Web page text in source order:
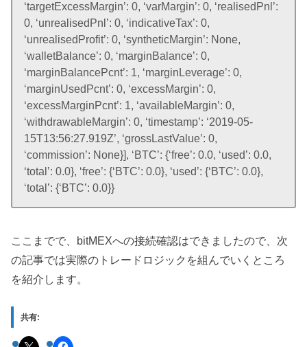
‘targetExcessMargin’: 0, ‘varMargin’: 0, ‘realisedPnl’:
0, ‘unrealisedPnl’: 0, ‘indicativeTax’: 0,
‘unrealisedProfit’: 0, ‘syntheticMargin’: None,
‘walletBalance’: 0, ‘marginBalance’: 0,
‘marginBalancePcnt’: 1, ‘marginLeverage’: 0,
‘marginUsedPcnt’: 0, ‘excessMargin’: 0,
‘excessMarginPcnt’: 1, ‘availableMargin’: 0,
‘withdrawableMargin’: 0, ‘timestamp’: ‘2019-05-
15T13:56:27.919Z’, ‘grossLastValue’: 0,
‘commission’: None}], ‘BTC’: {‘free’: 0.0, ‘used’: 0.0,
‘total’: 0.0}, ‘free’: {‘BTC’: 0.0}, ‘used’: {‘BTC’: 0.0},
‘total’: {‘BTC’: 0.0}}
ここまでで、bitMEXへの接続確認はできましたので、次
の記事では実際のトレードロジックを組んでいくところ
を紹介します。
共有: